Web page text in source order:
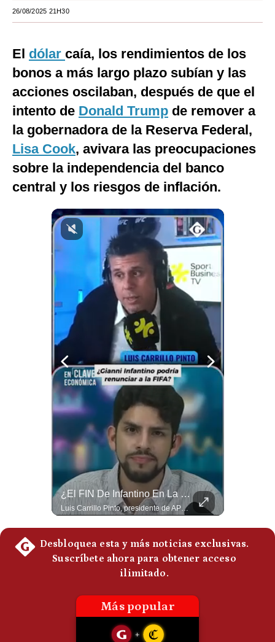
Tecnología
Mix
G de Gestión
Notas Contratadas
Podcast
Gestión TV
Privacidad
26/08/2025 21H30
El dólar caía, los rendimientos de los
bonos a más largo plazo subían y las
acciones oscilaban, después de que el
intento de Donald Trump de remover a
la gobernadora de la Reserva Federal,
Lisa Cook, avivara las preocupaciones
sobre la independencia del banco
central y los riesgos de inflación.
¿El FIN De Infantino En La FIFA? El Grave Pronóstico Sobre Su Renuncia | #EnClaveEconómica
Luis Carrillo Pinto, presidente de APEMD pronostica meses muy difíciles para Infantino y sostiene que una mayor presión de la UEFA, junto con nuevas investigaciones periodísticas, podría llevarlo a dimitir. También menciona renuncias internas y acusaciones de que el proyecto fue impulsado por una sola persona. #GianniInfantino #FIFA #UEFA #LuisCarrilloPinto #APEMD #Futbol #NoticiasDeportivas #Mundial #Shorts 👉 Suscríbete y activa la campana para no perderte nuestro análisis diario. 🌎 Síguenos en nuestras redes sociales: 📌 Web oficial: https://gestion.pe/mundo/ 📌 LinkedIn: http://bit.ly/3HYIET0 📌 X (Twitter): http://bit.ly/4noZtX9 📌 TikTok: http://bit.ly/4evB6TO